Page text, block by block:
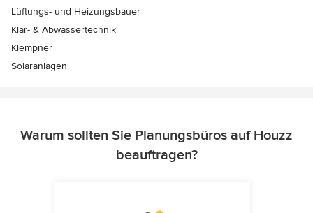
Lüftungs- und Heizungsbauer
Klär- & Abwassertechnik
Klempner
Solaranlagen
Warum sollten Sie Planungsbüros auf Houzz
beauftragen?